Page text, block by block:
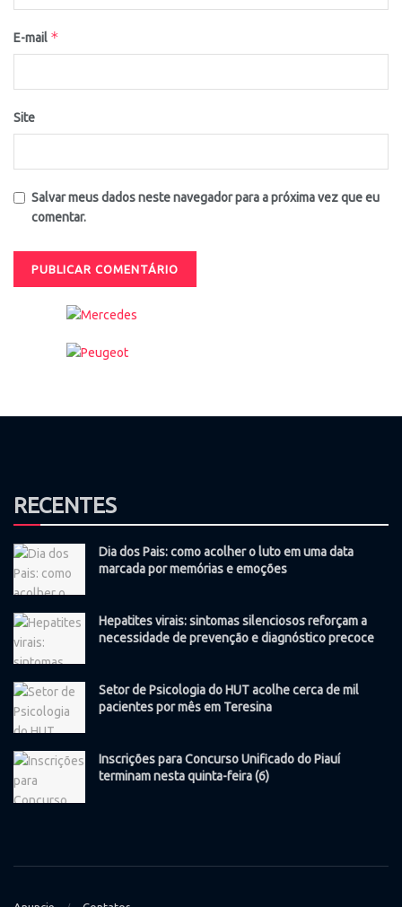
E-mail *
Site
Salvar meus dados neste navegador para a próxima vez que eu
comentar.
RECENTES
Dia dos Pais: como acolher o luto em uma data
marcada por memórias e emoções
Hepatites virais: sintomas silenciosos reforçam a
necessidade de prevenção e diagnóstico precoce
Setor de Psicologia do HUT acolhe cerca de mil
pacientes por mês em Teresina
Inscrições para Concurso Unificado do Piauí
terminam nesta quinta-feira (6)